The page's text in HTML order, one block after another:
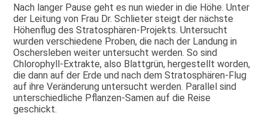
Nach langer Pause geht es nun wieder in die Höhe. Unter
der Leitung von Frau Dr. Schlieter steigt der nächste
Höhenflug des Stratosphären-Projekts. Untersucht
wurden verschiedene Proben, die nach der Landung in
Oschersleben weiter untersucht werden. So sind
Chlorophyll-Extrakte, also Blattgrün, hergestellt worden,
die dann auf der Erde und nach dem Stratosphären-Flug
auf ihre Veränderung untersucht werden. Parallel sind
unterschiedliche Pflanzen-Samen auf die Reise
geschickt.